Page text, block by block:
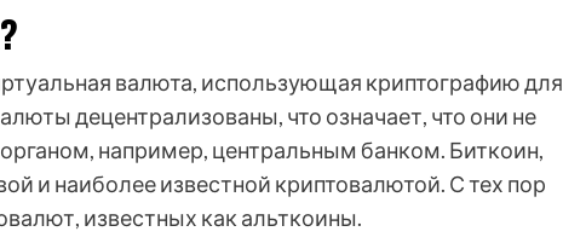
валюта, использующая криптографию для
децентрализованы, что означает, что они не
например, центральным банком. Биткоин,
и наиболее известной криптовалютой. С тех пор
известных как альткоины.